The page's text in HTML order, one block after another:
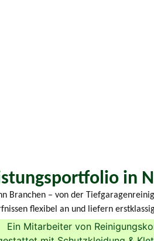
in
Branchen – von der
flexibel an und liefern